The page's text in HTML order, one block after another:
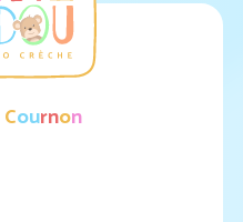
Cournon